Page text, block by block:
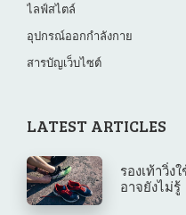
ไลฟ์สไตล์
อุปกรณ์ออกกำลังกาย
สารบัญเว็บไซต์
LATEST ARTICLES
รองเท้าวิ่
อาจยังไม่รู้